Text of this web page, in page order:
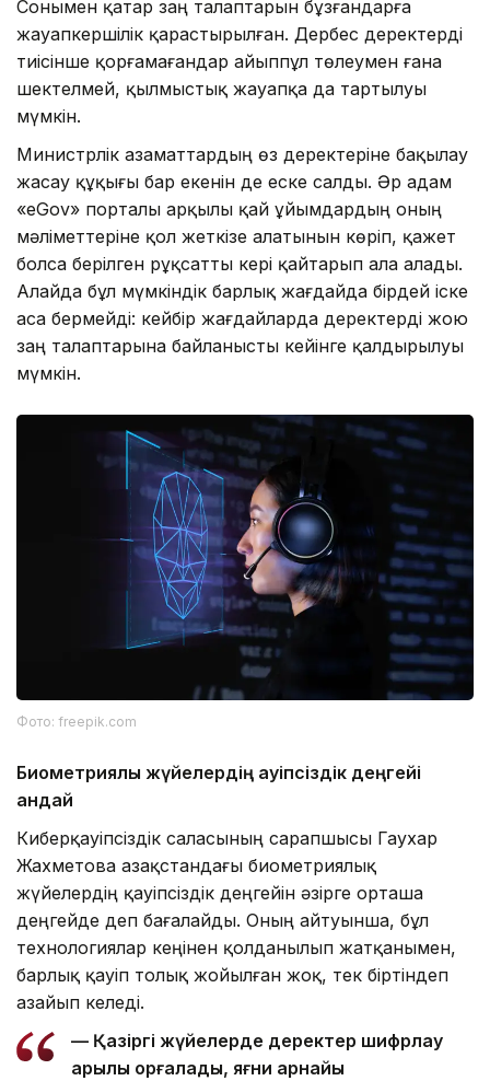
Сонымен қатар заң талаптарын бұзғандарға
жауапкершілік қарастырылған. Дербес деректерді
тиісінше қорғамағандар айыппұл төлеумен ғана
шектелмей, қылмыстық жауапқа да тартылуы
мүмкін.
Министрлік азаматтардың өз деректеріне бақылау
жасау құқығы бар екенін де еске салды. Әр адам
«eGov» порталы арқылы қай ұйымдардың оның
мәліметтеріне қол жеткізе алатынын көріп, қажет
болса берілген рұқсатты кері қайтарып ала алады.
Алайда бұл мүмкіндік барлық жағдайда бірдей іске
аса бермейді: кейбір жағдайларда деректерді жою
заң талаптарына байланысты кейінге қалдырылуы
мүмкін.
Фото: freepik.com
Биометриялық жүйелердің қауіпсіздік деңгейі
қандай
Киберқауіпсіздік саласының сарапшысы Гаухар
Жахметова Қазақстандағы биометриялық
жүйелердің қауіпсіздік деңгейін әзірге орташа
деңгейде деп бағалайды. Оның айтуынша, бұл
технологиялар кеңінен қолданылып жатқанымен,
барлық қауіп толық жойылған жоқ, тек біртіндеп
азайып келеді.
— Қазіргі жүйелерде деректер шифрлау
арқылы қорғалады, яғни арнайы